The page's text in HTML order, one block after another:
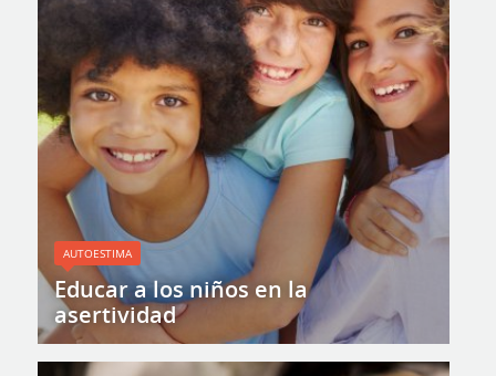
AUTOESTIMA
Educar a los niños en la
asertividad